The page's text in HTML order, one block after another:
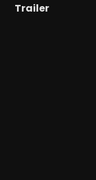
Trailer